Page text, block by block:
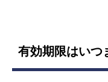
有効期限はいつ